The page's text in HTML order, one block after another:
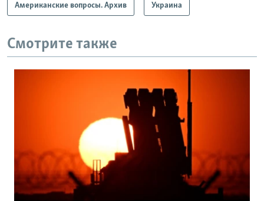
Американские вопросы. Архив Украина
Смотрите также